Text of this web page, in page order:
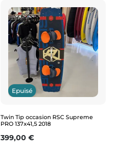
Epuisé
Twin Tip occasion RSC Supreme
PRO 137x41,5 2018
Prix
399,00 €